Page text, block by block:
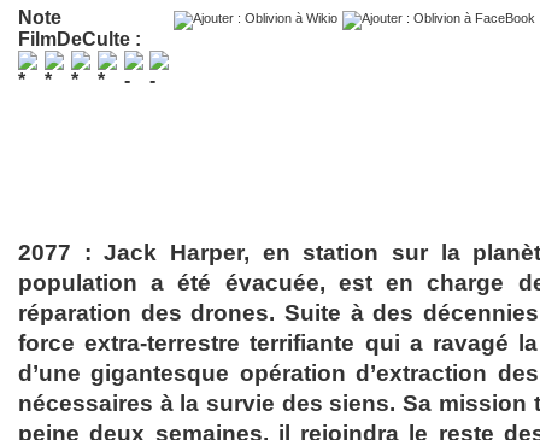
Note
FilmDeCulte :
2077 : Jack Harper, en station sur la
population a été évacuée, est en charge
réparation des drones. Suite à des
force extra-terrestre terrifiante qui a ravagé
d’une gigantesque opération d’extraction
nécessaires à la survie des siens. Sa mission
peine deux semaines, il rejoindra le reste